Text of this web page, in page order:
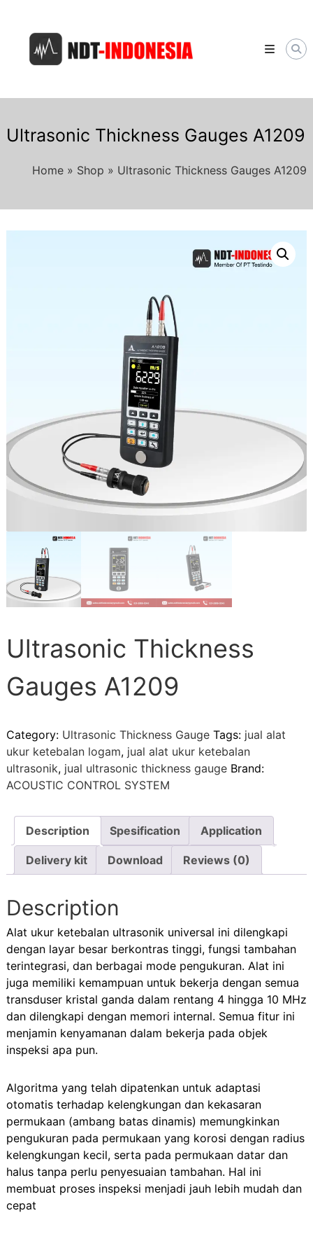
content
INDONESIA.COM
Distributor
Alat
NDT
Indonesia
Ultrasonic Thickness Gauges A1209
Home » Shop » Ultrasonic Thickness Gauges A1209
Ultrasonic Thickness
Gauges A1209
Category: Ultrasonic Thickness Gauge Tags: jual alat
ukur ketebalan logam, jual alat ukur ketebalan
ultrasonik, jual ultrasonic thickness gauge Brand:
ACOUSTIC CONTROL SYSTEM
Description Spesification Application
Delivery kit Download Reviews (0)
Description
Alat ukur ketebalan ultrasonik universal ini dilengkapi
dengan layar besar berkontras tinggi, fungsi tambahan
terintegrasi, dan berbagai mode pengukuran. Alat ini
juga memiliki kemampuan untuk bekerja dengan semua
transduser kristal ganda dalam rentang 4 hingga 10 MHz
dan dilengkapi dengan memori internal. Semua fitur ini
menjamin kenyamanan dalam bekerja pada objek
inspeksi apa pun.
Algoritma yang telah dipatenkan untuk adaptasi
otomatis terhadap kelengkungan dan kekasaran
permukaan (ambang batas dinamis) memungkinkan
pengukuran pada permukaan yang korosi dengan radius
kelengkungan kecil, serta pada permukaan datar dan
halus tanpa perlu penyesuaian tambahan. Hal ini
membuat proses inspeksi menjadi jauh lebih mudah dan
cepat